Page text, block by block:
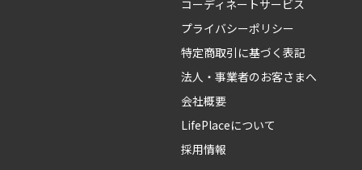
コーディネートサービス
プライバシーポリシー
特定商取引に基づく表記
法人・事業者のお客さまへ
会社概要
LifePlaceについて
採用情報